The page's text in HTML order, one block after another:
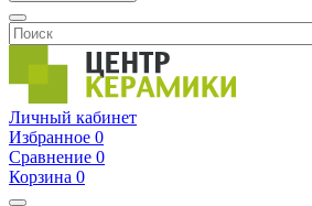
Личный кабинет
Избранное 0
Сравнение 0
Корзина 0